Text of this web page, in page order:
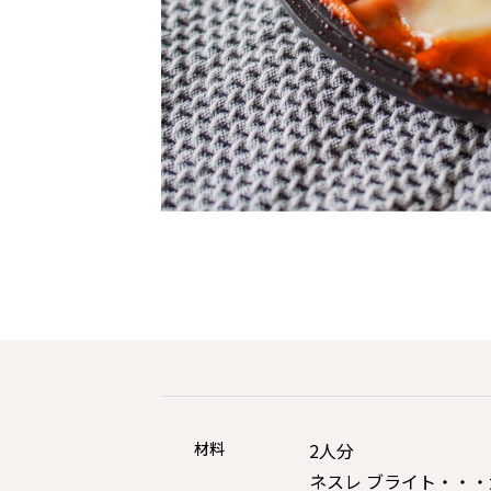
材料
2人分
ネスレ ブライト・・